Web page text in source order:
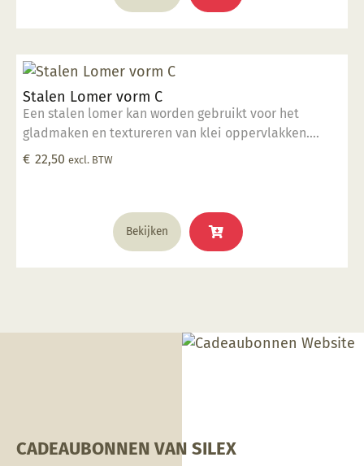
Stalen Lomer vorm C
Een stalen lomer kan worden gebruikt voor het
gladmaken en textureren van klei oppervlakken.
Gemaakt van gehard blauw staal.
€ 22,50 excl. BTW
Bekijken
CADEAUBONNEN VAN SILEX